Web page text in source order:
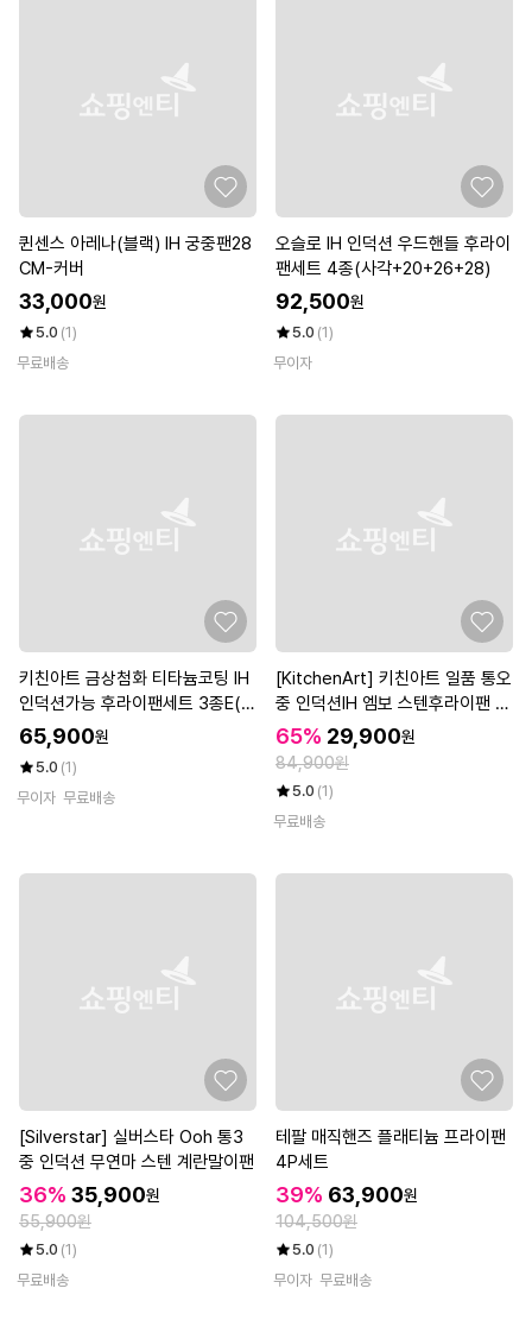
퀸센스 아레나(블랙) IH 궁중팬28
CM-커버
33,000원
5.0 (1)
무료배송
오슬로 IH 인덕션 우드핸들 후라이
팬세트 4종(사각+20+26+28)
92,500원
5.0 (1)
무이자
키친아트 금상첨화 티타늄코팅 IH
인덕션가능 후라이팬세트 3종E(후
28+32+궁30)
65,900원
5.0 (1)
무이자 무료배송
[KitchenArt] 키친아트 일품 통오
중 인덕션IH 엠보 스텐후라이팬 2
0cm
65% 29,900원
84,900원
5.0 (1)
무료배송
[Silverstar] 실버스타 Ooh 통3
중 인덕션 무연마 스텐 계란말이팬
36% 35,900원
55,900원
5.0 (1)
무료배송
테팔 매직핸즈 플래티늄 프라이팬
4P세트
39% 63,900원
104,500원
5.0 (1)
무이자 무료배송